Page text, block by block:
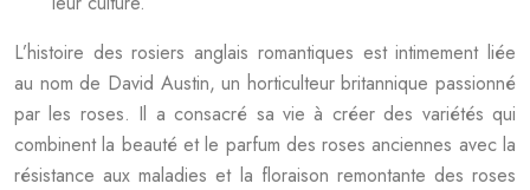
L’histoire des rosiers anglais romantiques est intimement liée
au nom de David Austin, un horticulteur britannique passionné
par les roses. Il a consacré sa vie à créer des variétés qui
combinent la beauté et le parfum des roses anciennes avec la
résistance aux maladies et la floraison remontante des roses